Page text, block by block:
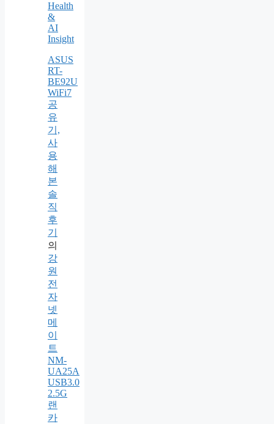
Health
&
AI
Insight
ASUS
RT-
BE92U
WiFi7
공
유
기,
사
용
해
본
솔
직
후
기
의
강
원
전
자
넷
메
이
트
NM-
UA25A
USB3.0
2.5G
랜
카